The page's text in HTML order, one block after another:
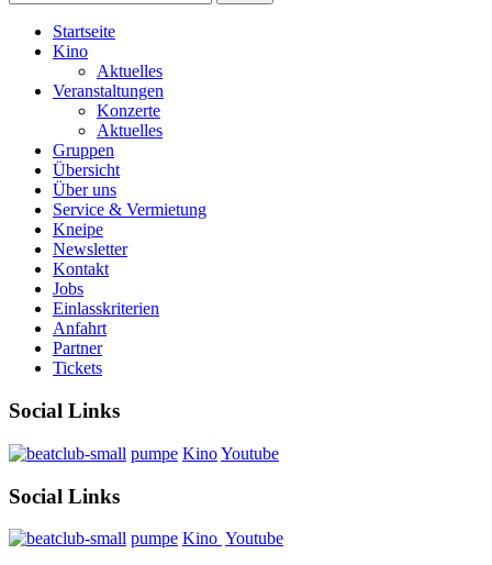
Startseite
Kino
Aktuelles
Veranstaltungen
Konzerte
Aktuelles
Gruppen
Übersicht
Über uns
Service & Vermietung
Kneipe
Newsletter
Kontakt
Jobs
Einlasskriterien
Anfahrt
Partner
Tickets
Social Links
pumpe KinoYoutube
Social Links
pumpe Kino Youtube